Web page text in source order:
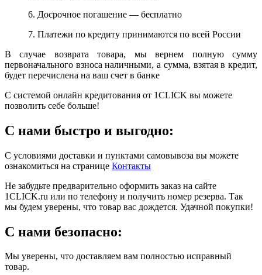
6. Досрочное погашение — бесплатно
7. Платежи по кредиту принимаются по всей России
В случае возврата товара, мы вернем полную сумму
первоначального взноса наличными, а сумма, взятая в кредит,
будет перечислена на ваш счет в банке
С системой онлайн кредитования от 1CLICK вы можете
позволить себе больше!
С нами быстро и выгодно:
С условиями доставки и пунктами самовывоза вы можете
ознакомиться на странице Контакты
Не забудьте предварительно оформить заказ на сайте
1CLICK.ru или по телефону и получить номер резерва. Так
мы будем уверены, что товар вас дождется. Удачной покупки!
С нами безопасно:
Мы уверены, что доставляем вам полностью исправный
товар.